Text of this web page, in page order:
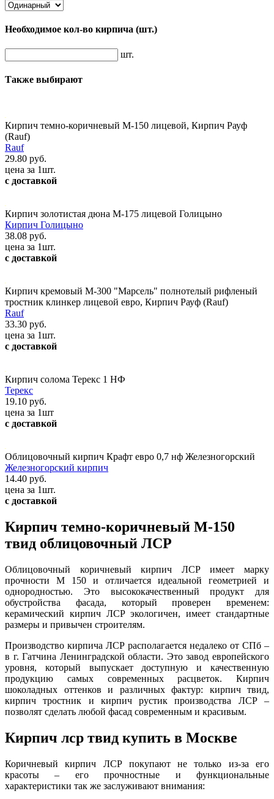
Необходимое кол-во кирпича (шт.)
шт.
Также выбирают
Кирпич темно-коричневый М-150 лицевой, Кирпич Рауф
(Rauf)
Rauf
29.80 руб.
цена за 1шт.
с доставкой
Кирпич золотистая дюна М-175 лицевой Голицыно
Кирпич Голицыно
38.08 руб.
цена за 1шт.
с доставкой
Кирпич кремовый М-300 "Марсель" полнотелый рифленый
тростник клинкер лицевой евро, Кирпич Рауф (Rauf)
Rauf
33.30 руб.
цена за 1шт.
с доставкой
Кирпич солома Терекс 1 НФ
Терекс
19.10 руб.
цена за 1шт
с доставкой
Облицовочный кирпич Крафт евро 0,7 нф Железногорский
Железногорский кирпич
14.40 руб.
цена за 1шт.
с доставкой
Кирпич темно-коричневый М-150
твид облицовочный ЛСР
Облицовочный коричневый кирпич ЛСР имеет марку
прочности М 150 и отличается идеальной геометрией и
однородностью. Это высококачественный продукт для
обустройства фасада, который проверен временем:
керамический кирпич ЛСР экологичен, имеет стандартные
размеры и привычен строителям.
Производство кирпича ЛСР располагается недалеко от СПб –
в г. Гатчина Ленинградской области. Это завод европейского
уровня, который выпускает доступную и качественную
продукцию самых современных расцветок. Кирпич
шоколадных оттенков и различных фактур: кирпич твид,
кирпич тростник и кирпич рустик производства ЛСР –
позволят сделать любой фасад современным и красивым.
Кирпич лср твид купить в Москве
Коричневый кирпич ЛСР покупают не только из-за его
красоты – его прочностные и функциональные
характеристики так же заслуживают внимания: